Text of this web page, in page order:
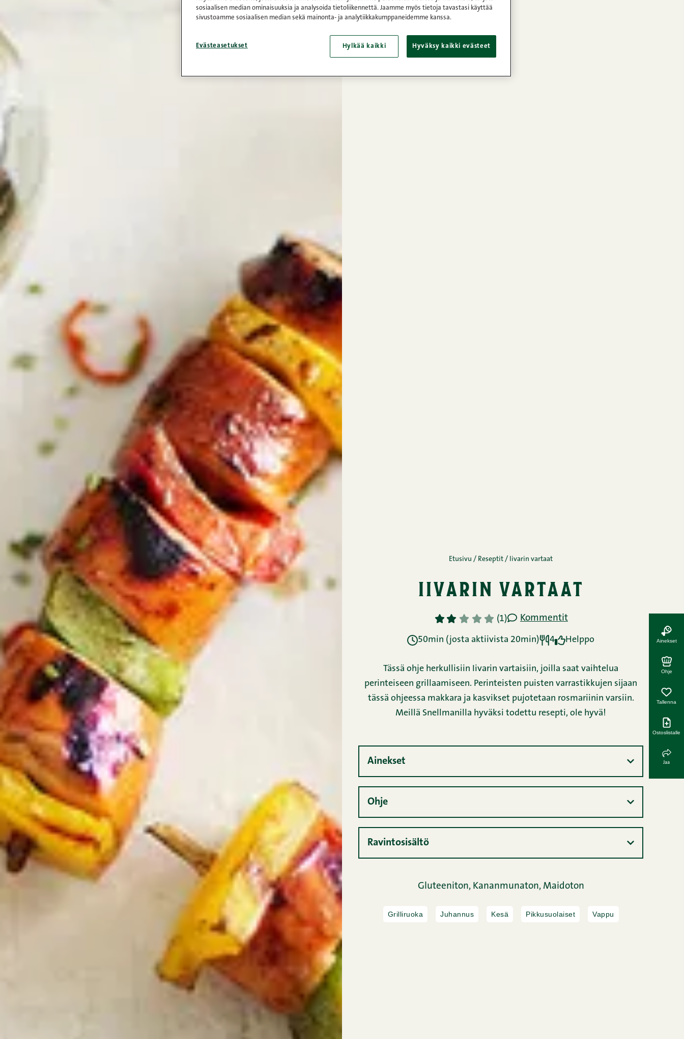
Etusivu / Reseptit / Iivarin vartaat
iivarin vartaat
1 2 3 4 5 (1) Kommentit
50min (josta aktiivista 20min) 4 Helppo
Tässä ohje herkullisiin Iivarin vartaisiin, joilla saat vaihtelua
perinteiseen grillaamiseen. Perinteisten puisten varrastikkujen sijaan
tässä ohjeessa makkara ja kasvikset pujotetaan rosmariinin varsiin.
Meillä Snellmanilla hyväksi todettu resepti, ole hyvä!
Ainekset
Ohje
Ravintosisältö
Gluteeniton, Kananmunaton, Maidoton
Grilliruoka Juhannus Kesä Pikkusuolaiset Vappu
Ainekset
Ohje
Tallenna
Ostoslistalle
Jaa
sosiaalisen median ominaisuuksia ja analysoida tietoliikennettä. Jaamme myös tietoja tavastasi käyttää
sivustoamme sosiaalisen median sekä mainonta- ja analytiikkakumppaneidemme kanssa.
Evästeasetukset Hylkää kaikki Hyväksy kaikki evästeet